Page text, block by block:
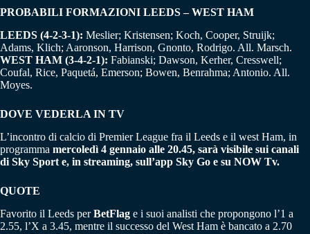
PROBABILI FORMAZIONI LEEDS – WEST HAM
LEEDS (4-2-3-1): Meslier; Kristensen; Koch, Cooper, Struijk;
Adams, Klich; Aaronson, Harrison, Gnonto, Rodrigo. All. Marsch.
WEST HAM (3-4-2-1): Fabianski; Dawson, Kerher, Cresswell;
Coufal, Rice, Paquetá, Emerson; Bowen, Benrahma; Antonio. All.
Moyes.
DOVE VEDERLA IN TV
L’incontro di calcio di Premier League fra il Leeds e il west Ham, in
programma mercoledì 4 gennaio alle 20.45, sarà visibile sui canali
di Sky Sport e, in streaming, sull’app Sky Go e su NOW Tv.
QUOTE
Favorito il Leeds perBetFlag e i suoi analisti che propongono l’1 a
2.55, l’X a 3.45, mentre il successo del West Ham è bancato a 2.70